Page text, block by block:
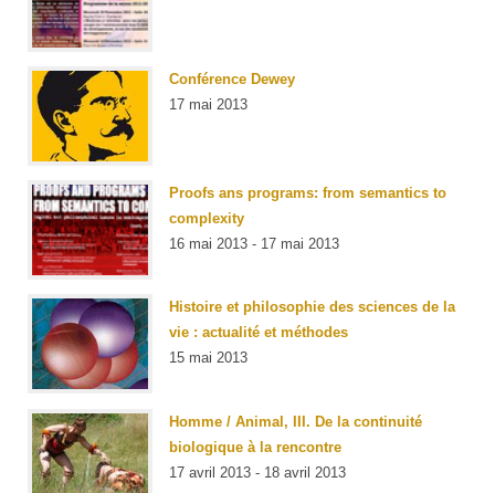
Conférence Dewey
17 mai 2013
Proofs ans programs: from semantics to
complexity
16 mai 2013 - 17 mai 2013
Histoire et philosophie des sciences de la
vie : actualité et méthodes
15 mai 2013
Homme / Animal, III. De la continuité
biologique à la rencontre
17 avril 2013 - 18 avril 2013